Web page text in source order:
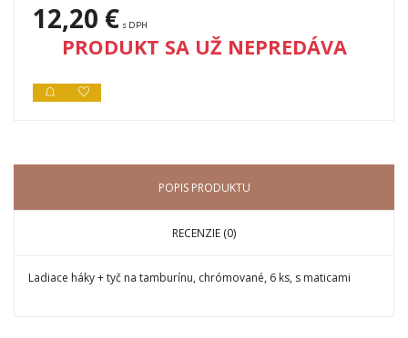
12,20 € s DPH
PRODUKT SA UŽ NEPREDÁVA
POPIS PRODUKTU
RECENZIE (0)
Ladiace háky + tyč na tamburínu, chrómované, 6 ks, s maticami